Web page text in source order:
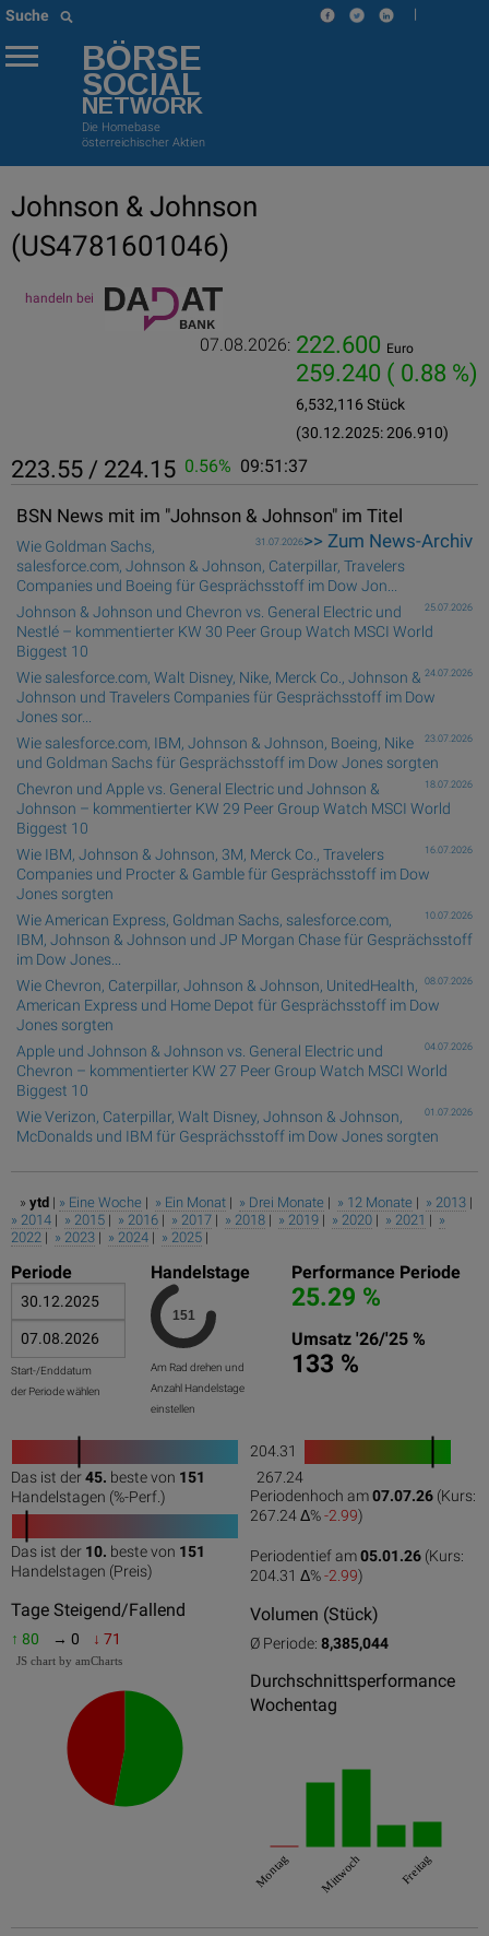
Suche |
BÖRSE
SOCIAL
NETWORK
Die Homebase
österreichischer Aktien
Johnson & Johnson
(US4781601046)
handeln bei
07.08.2026: 222.600 Euro
259.240 ( 0.88 %)
6,532,116 Stück
(30.12.2025: 206.910)
223.55 / 224.15 0.56% 09:51:37
BSN News mit im "Johnson & Johnson" im Titel
>> Zum News-Archiv
31.07.2026
Wie Goldman Sachs,
salesforce.com, Johnson & Johnson, Caterpillar, Travelers
Companies und Boeing für Gesprächsstoff im Dow Jon...
25.07.2026
Johnson & Johnson und Chevron vs. General Electric und
Nestlé – kommentierter KW 30 Peer Group Watch MSCI World
Biggest 10
24.07.2026
Wie salesforce.com, Walt Disney, Nike, Merck Co., Johnson &
Johnson und Travelers Companies für Gesprächsstoff im Dow
Jones sor...
23.07.2026
Wie salesforce.com, IBM, Johnson & Johnson, Boeing, Nike
und Goldman Sachs für Gesprächsstoff im Dow Jones sorgten
18.07.2026
Chevron und Apple vs. General Electric und Johnson &
Johnson – kommentierter KW 29 Peer Group Watch MSCI World
Biggest 10
16.07.2026
Wie IBM, Johnson & Johnson, 3M, Merck Co., Travelers
Companies und Procter & Gamble für Gesprächsstoff im Dow
Jones sorgten
10.07.2026
Wie American Express, Goldman Sachs, salesforce.com,
IBM, Johnson & Johnson und JP Morgan Chase für Gesprächsstoff
im Dow Jones...
08.07.2026
Wie Chevron, Caterpillar, Johnson & Johnson, UnitedHealth,
American Express und Home Depot für Gesprächsstoff im Dow
Jones sorgten
04.07.2026
Apple und Johnson & Johnson vs. General Electric und
Chevron – kommentierter KW 27 Peer Group Watch MSCI World
Biggest 10
01.07.2026
Wie Verizon, Caterpillar, Walt Disney, Johnson & Johnson,
McDonalds und IBM für Gesprächsstoff im Dow Jones sorgten
» ytd | » Eine Woche | » Ein Monat | » Drei Monate | » 12 Monate | » 2013 |
» 2014 | » 2015 | » 2016 | » 2017 | » 2018 | » 2019 | » 2020 | » 2021 | »
2022 | » 2023 | » 2024 | » 2025 |
Periode
Start-/Enddatum
der Periode wählen
Handelstage
Am Rad drehen und
Anzahl Handelstage
einstellen
Performance Periode
25.29 %
Umsatz '26/'25 %
133 %
0 50
Das ist der45. beste von 151
Handelstagen (%-Perf.)
0 50
Das ist der 10. beste von 151
Handelstagen (Preis)
Tage Steigend/Fallend
↑ 80 → 0 ↓ 71
JS chart by amCharts
204.31
1
100
267.24
Periodenhoch am07.07.26 (Kurs:
267.24 Δ%-2.99)
Periodentief am05.01.26 (Kurs:
204.31 Δ%-2.99)
Volumen (Stück)
Ø Periode: 8,385,044
Durchschnittsperformance
Wochentag
Montag Mittwoch Freitag